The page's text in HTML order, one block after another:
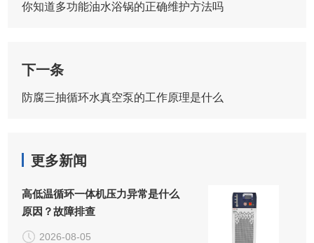
你知道多功能油水浴锅的正确维护方法吗
下一条
防腐三抽循环水真空泵的工作原理是什么
更多新闻
高低温循环一体机压力异常是什么
原因？故障排查
2026-08-05